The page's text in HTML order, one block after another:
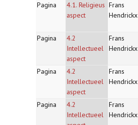
Pagina
4.1. Religieus
aspect
Frans
Hendrickx
Pagina
4.2
Intellectueel
aspect
Frans
Hendrickx
Pagina
4.2
Intellectueel
aspect
Frans
Hendrickx
Pagina
4.2
Intellectueel
Frans
Hendrickx